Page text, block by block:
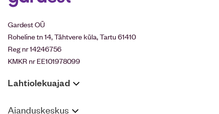
Gardest OÜ
Roheline tn 14, Tähtvere küla, Tartu 61410
Reg nr 14246756
KMKR nr EE101978099
Lahtiolekuajad
Aianduskeskus